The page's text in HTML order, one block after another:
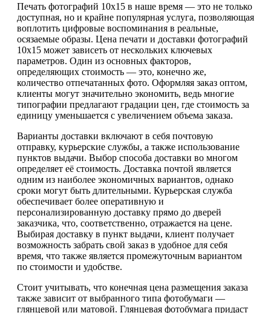
Печать фотографий 10х15 в наше время — это не только
доступная, но и крайне популярная услуга, позволяющая
воплотить цифровые воспоминания в реальные,
осязаемые образы. Цена печати и доставки фотографий
10х15 может зависеть от нескольких ключевых
параметров. Один из основных факторов,
определяющих стоимость — это, конечно же,
количество отпечатанных фото. Оформляя заказ оптом,
клиенты могут значительно экономить, ведь многие
типографии предлагают градации цен, где стоимость за
единицу уменьшается с увеличением объема заказа.
Варианты доставки включают в себя почтовую
отправку, курьерские службы, а также использование
пунктов выдачи. Выбор способа доставки во многом
определяет её стоимость. Доставка почтой является
одним из наиболее экономичных вариантов, однако
сроки могут быть длительными. Курьерская служба
обеспечивает более оперативную и
персонализированную доставку прямо до дверей
заказчика, что, соответственно, отражается на цене.
Выбирая доставку в пункт выдачи, клиент получает
возможность забрать свой заказ в удобное для себя
время, что также является промежуточным вариантом
по стоимости и удобстве.
Стоит учитывать, что конечная цена размещения заказа
также зависит от выбранного типа фотобумаги —
глянцевой или матовой. Глянцевая фотобумага придаст